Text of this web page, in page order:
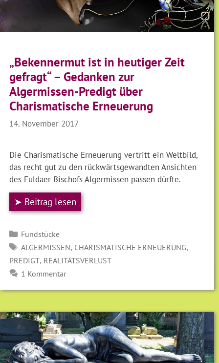
„Bekennermut ist in heutiger Zeit
gefragt“ – Gedanken zur
Algermissen-Predigt über
Charismatische Erneuerung
14. November 2017
Die Charismatische Erneuerung vertritt ein Weltbild,
das recht gut zu den rückwärtsgewandten Ansichten
des Fuldaer Bischofs Algermissen passen dürfte.
➤ Beitrag lesen
Kategorien
Fundstücke
SCHLAGWÖRTER
ALGERMISSEN, CHARISMATISCHE ERNEUERUNG,
PREDIGT, REALITÄTSVERLUST
1 Kommentar